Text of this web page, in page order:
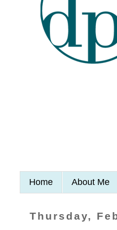
Home About Me
Thursday,